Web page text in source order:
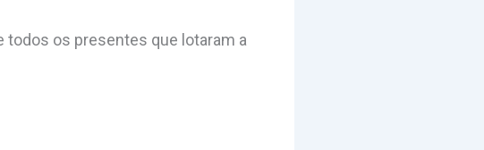
todos os presentes que lotaram a